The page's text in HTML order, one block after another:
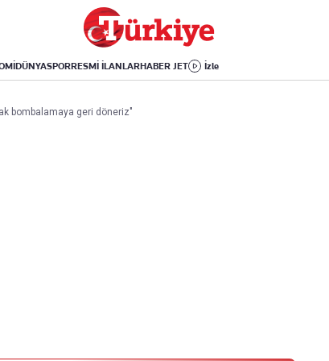
DÜNYASPORRESMİ İLANLARHABER JET İzle
Gazze
Yaşam
Sağlık
Yemek
Aktüel
Kitap
bombalamaya geri döneriz"